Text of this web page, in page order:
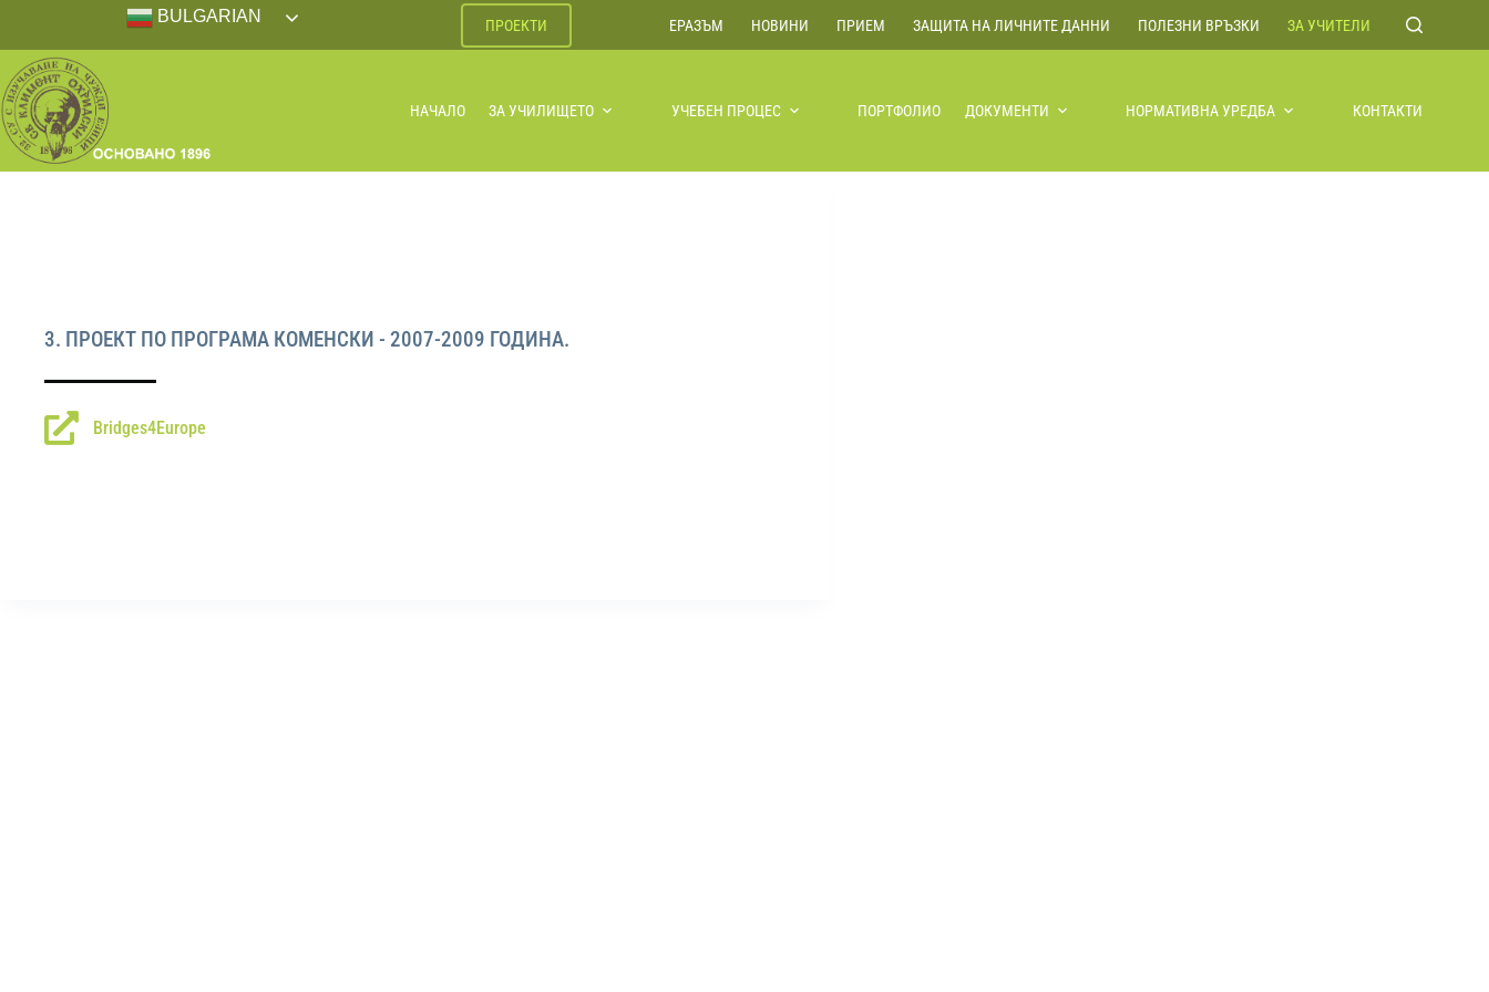
ПРОЕКТИ ЕРАЗЪМ НОВИНИ ПРИЕМ ЗАЩИТА НА ЛИЧНИТЕ ДАННИ ПОЛЕЗНИ ВРЪЗКИ ЗА УЧИТЕЛИ
НАЧАЛО ЗА УЧИЛИЩЕТО УЧЕБЕН ПРОЦЕС ПОРТФОЛИО ДОКУМЕНТИ НОРМАТИВНА УРЕДБА КОНТАКТИ
3. ПРОЕКТ ПО ПРОГРАМА КОМЕНСКИ - 2007-2009 ГОДИНА.
Bridges4Europe
BULGARIAN